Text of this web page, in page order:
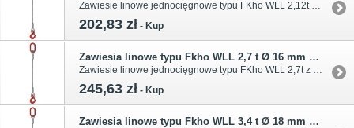
202,83 zł - Kup
Zawiesia linowe typu Fkho WLL 2,7 t Ø 16 mm z hakiem
245,63 zł - Kup
Zawiesia linowe typu Fkho WLL 3,4 t Ø 18 mm z hakiem